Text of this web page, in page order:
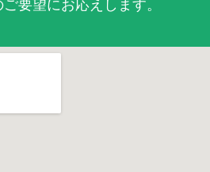
要望にお応えします。